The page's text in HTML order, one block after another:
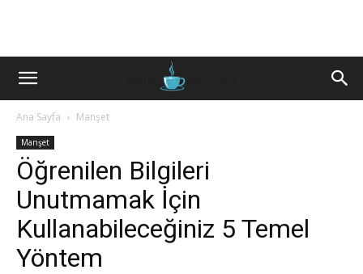
Ana Sayfa Manşet
Manşet
Öğrenilen Bilgileri
Unutmamak İçin
Kullanabileceğiniz 5 Temel
Yöntem